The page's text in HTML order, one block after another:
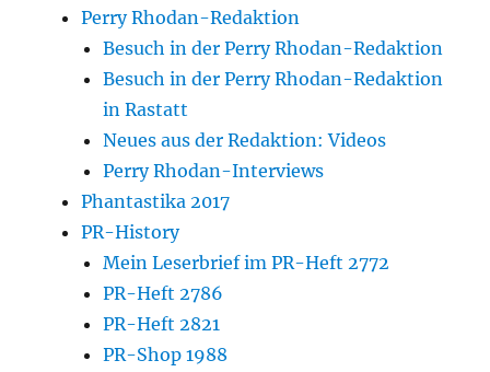
Perry Rhodan-Redaktion
Besuch in der Perry Rhodan-Redaktion
Besuch in der Perry Rhodan-Redaktion
in Rastatt
Neues aus der Redaktion: Videos
Perry Rhodan-Interviews
Phantastika 2017
PR-History
Mein Leserbrief im PR-Heft 2772
PR-Heft 2786
PR-Heft 2821
PR-Shop 1988